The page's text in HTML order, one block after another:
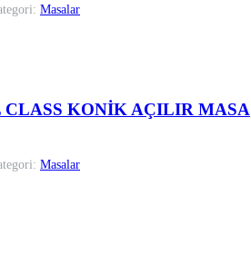
Masalar
CLASS KONİK AÇILIR MASA
Masalar